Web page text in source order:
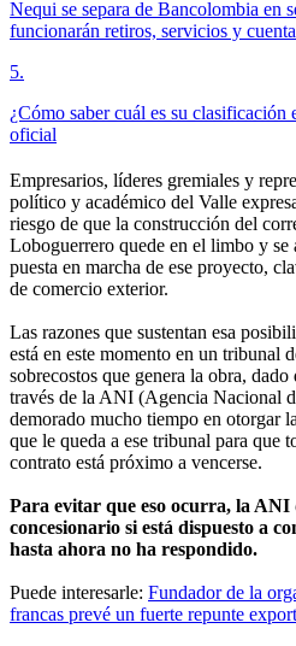
Nequi se separa de Bancolombia en
funcionarán retiros, servicios y
5.
¿Cómo saber cuál es su clasificación
oficial
Empresarios, líderes gremiales y
político y académico del Valle
riesgo de que la construcción del
Loboguerrero quede en el limbo y
puesta en marcha de ese proyecto,
de comercio exterior.
Las razones que sustentan esa
está en este momento en un tribunal
sobrecostos que genera la obra,
través de la ANI (Agencia Nacional
demorado mucho tiempo en otorgar
que le queda a ese tribunal para que
contrato está próximo a vencerse.
Para evitar que eso ocurra, la ANI
concesionario si está dispuesto a
hasta ahora no ha respondido.
Puede interesarle: Fundador de la
francas prevé un fuerte repunte